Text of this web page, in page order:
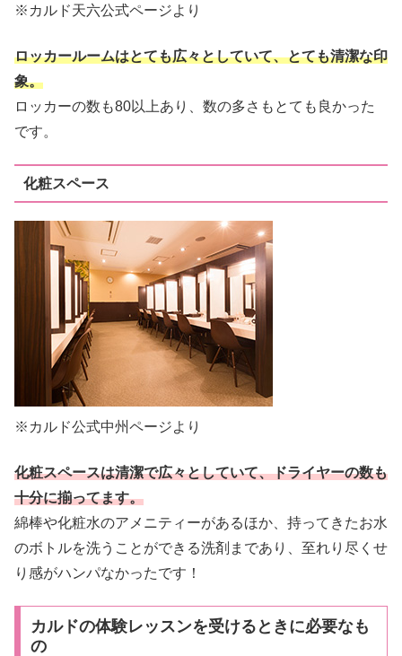
※カルド天六公式ページより
ロッカールームはとても広々としていて、とても清潔な印
象。
ロッカーの数も80以上あり、数の多さもとても良かった
です。
化粧スペース
※カルド公式中州ページより
化粧スペースは清潔で広々としていて、ドライヤーの数も
十分に揃ってます。
綿棒や化粧水のアメニティーがあるほか、持ってきたお水
のボトルを洗うことができる洗剤まであり、至れり尽くせ
り感がハンパなかったです！
カルドの体験レッスンを受けるときに必要なも
の